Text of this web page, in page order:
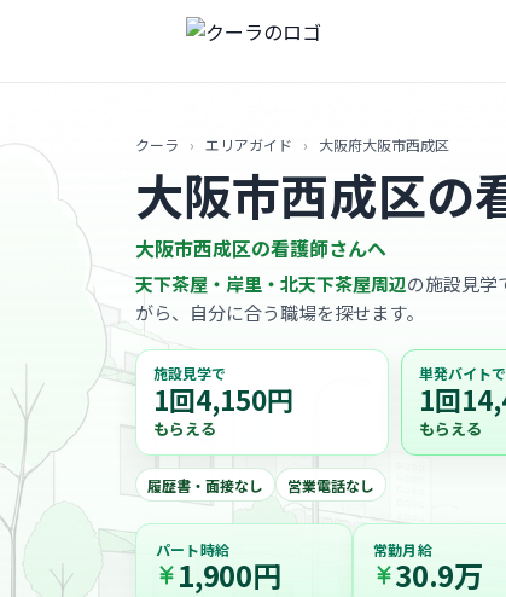
クーラ › エリアガイド › 大阪府大阪市西成区
大阪市西成区の
大阪市西成区の看護師さんへ
天下茶屋・岸里・北天下茶屋周辺の施設見学
がら、自分に合う職場を探せます。
施設見学で
1回4,150円
もらえる
単発バイトで
1回
もらえる
履歴書・面接なし 営業電話なし
パート時給
1,900円
常勤月給
30.9万